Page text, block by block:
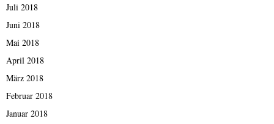
Juli 2018
Juni 2018
Mai 2018
April 2018
März 2018
Februar 2018
Januar 2018